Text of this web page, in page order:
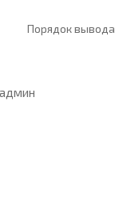
Порядок